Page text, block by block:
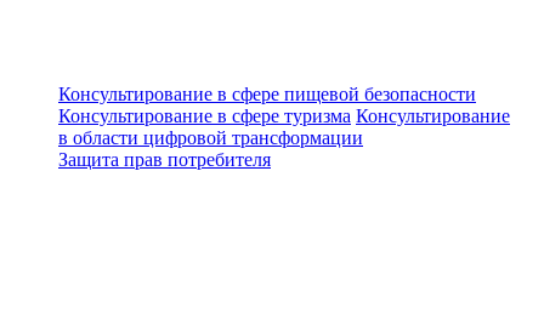
Консультирование в сфере пищевой безопасности
Консультирование в сфере туризма Консультирование
в области цифровой трансформации
Защита прав потребителя